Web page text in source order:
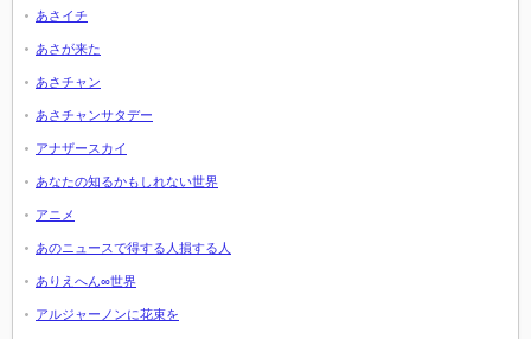
あさイチ
あさが来た
あさチャン
あさチャンサタデー
アナザースカイ
あなたの知るかもしれない世界
アニメ
あのニュースで得する人損する人
ありえへん∞世界
アルジャーノンに花束を